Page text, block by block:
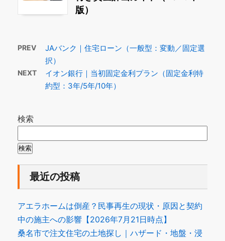
版）
PREV
JAバンク｜住宅ローン（一般型：変動／固定選
択）
NEXT
イオン銀行｜当初固定金利プラン（固定金利特
約型：3年/5年/10年）
検索
検索
最近の投稿
アエラホームは倒産？民事再生の現状・原因と契約
中の施主への影響【2026年7月21日時点】
桑名市で注文住宅の土地探し｜ハザード・地盤・浸